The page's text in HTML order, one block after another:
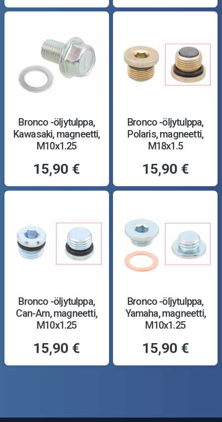
Bronco -öljytulppa,
Kawasaki, magneetti,
M10x1.25
15,90 €
Bronco -öljytulppa,
Polaris, magneetti,
M18x1.5
15,90 €
Bronco -öljytulppa,
Can-Am, magneetti,
M10x1.25
15,90 €
Bronco -öljytulppa,
Yamaha, magneetti,
M10x1.25
15,90 €